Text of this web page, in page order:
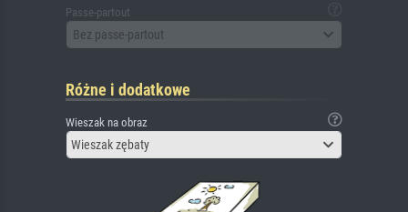
Passe-partout
Bez passe-partout
Różne i dodatkowe
Wieszak na obraz
Wieszak zębaty